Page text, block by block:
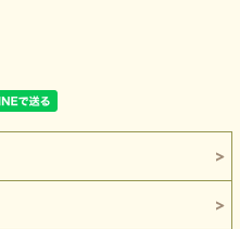
ト。
感です。
フに見えにくく、
やすいタイプです。
、
やすい一枚です。